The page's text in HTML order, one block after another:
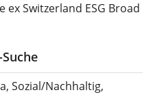
ex Switzerland ESG Broad
Sozial/Nachhaltig,